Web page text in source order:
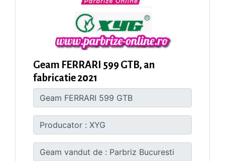
Geam FERRARI 599 GTB, an
fabricatie 2021